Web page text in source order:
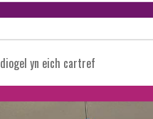
yn eich cartref